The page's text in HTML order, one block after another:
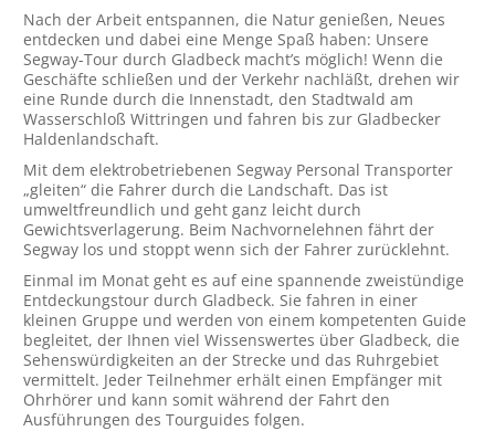
Nach der Arbeit entspannen, die Natur genießen, Neues
entdecken und dabei eine Menge Spaß haben: Unsere
Segway-Tour durch Gladbeck macht’s möglich! Wenn die
Geschäfte schließen und der Verkehr nachläßt, drehen wir
eine Runde durch die Innenstadt, den Stadtwald am
Wasserschloß Wittringen und fahren bis zur Gladbecker
Haldenlandschaft.
Mit dem elektrobetriebenen Segway Personal Transporter
„gleiten“ die Fahrer durch die Landschaft. Das ist
umweltfreundlich und geht ganz leicht durch
Gewichtsverlagerung. Beim Nachvornelehnen fährt der
Segway los und stoppt wenn sich der Fahrer zurücklehnt.
Einmal im Monat geht es auf eine spannende zweistündige
Entdeckungstour durch Gladbeck. Sie fahren in einer
kleinen Gruppe und werden von einem kompetenten Guide
begleitet, der Ihnen viel Wissenswertes über Gladbeck, die
Sehenswürdigkeiten an der Strecke und das Ruhrgebiet
vermittelt. Jeder Teilnehmer erhält einen Empfänger mit
Ohrhörer und kann somit während der Fahrt den
Ausführungen des Tourguides folgen.